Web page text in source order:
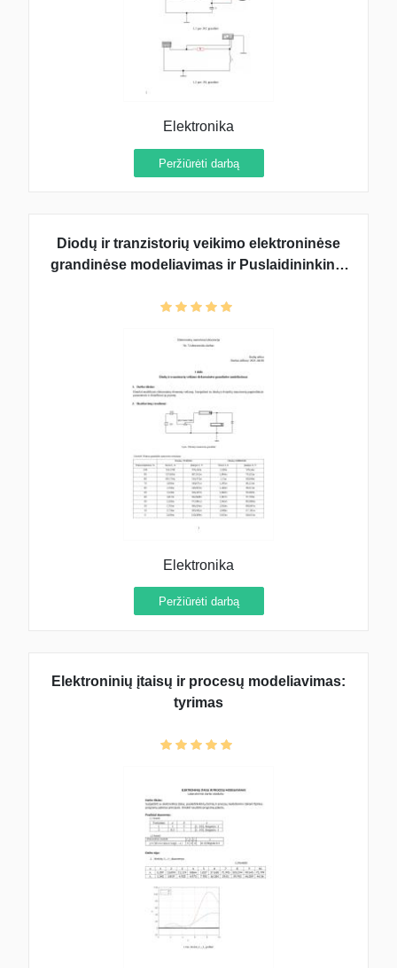
Elektronika
Peržiūrėti darbą
Diodų ir tranzistorių veikimo elektroninėse
grandinėse modeliavimas ir Puslaidininkinių
modeliavimas
Elektronika
Peržiūrėti darbą
Elektroninių įtaisų ir procesų modeliavimas:
tyrimas